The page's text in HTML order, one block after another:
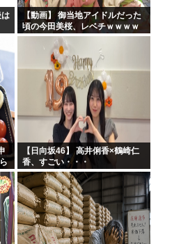
は
【動画】 御当地アイドルだった
頃の今田美桜、レベチｗｗｗｗ
ｗｗｗｗｗｗｗｗｗｗｗｗｗｗ
【日向坂46】 高井俐香×鶴崎仁
香、すごい・・・